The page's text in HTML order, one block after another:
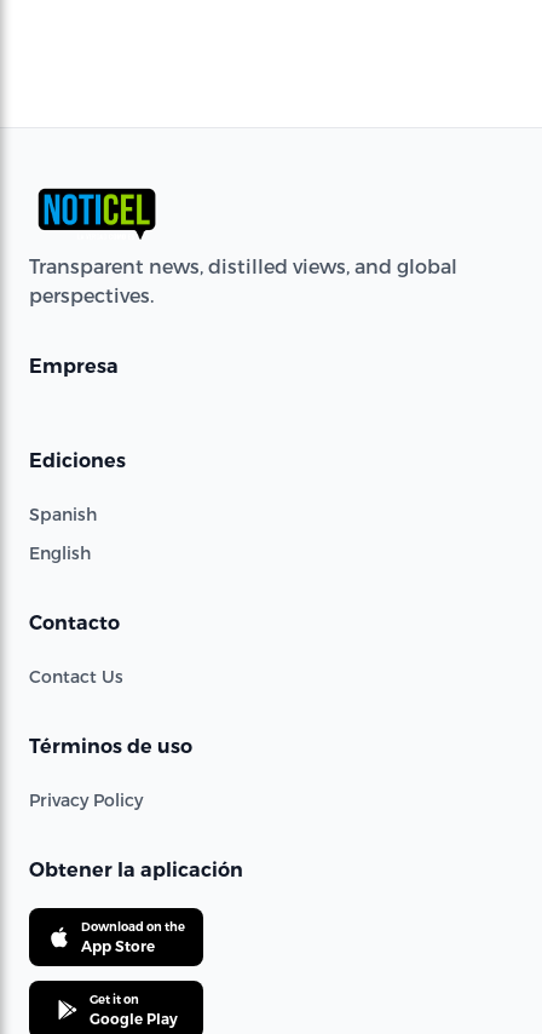
Transparent news, distilled views, and global
perspectives.
Empresa
Ediciones
Spanish
English
Contacto
Contact Us
Términos de uso
Privacy Policy
Obtener la aplicación
Download on the
App Store
Get it on
Google Play